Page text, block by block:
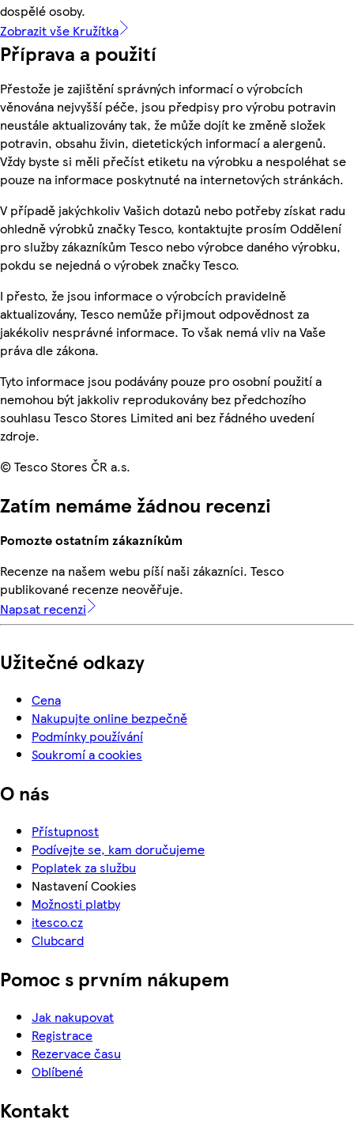
dospělé osoby.
Zobrazit vše Kružítka
Příprava a použití
Přestože je zajištění správných informací o výrobcích
věnována nejvyšší péče, jsou předpisy pro výrobu potravin
neustále aktualizovány tak, že může dojít ke změně složek
potravin, obsahu živin, dietetických informací a alergenů.
Vždy byste si měli přečíst etiketu na výrobku a nespoléhat se
pouze na informace poskytnuté na internetových stránkách.
V případě jakýchkoliv Vašich dotazů nebo potřeby získat radu
ohledně výrobků značky Tesco, kontaktujte prosím Oddělení
pro služby zákazníkům Tesco nebo výrobce daného výrobku,
pokdu se nejedná o výrobek značky Tesco.
I přesto, že jsou informace o výrobcích pravidelně
aktualizovány, Tesco nemůže přijmout odpovědnost za
jakékoliv nesprávné informace. To však nemá vliv na Vaše
práva dle zákona.
Tyto informace jsou podávány pouze pro osobní použití a
nemohou být jakkoliv reprodukovány bez předchozího
souhlasu Tesco Stores Limited ani bez řádného uvedení
zdroje.
© Tesco Stores ČR a.s.
Zatím nemáme žádnou recenzi
Pomozte ostatním zákazníkům
Recenze na našem webu píší naši zákazníci. Tesco
publikované recenze neověřuje.
Napsat recenzi
Užitečné odkazy
Cena
Nakupujte online bezpečně
Podmínky používání
Soukromí a cookies
O nás
Přístupnost
Podívejte se, kam doručujeme
Poplatek za službu
Nastavení Cookies
Možnosti platby
itesco.cz
Clubcard
Pomoc s prvním nákupem
Jak nakupovat
Registrace
Rezervace času
Oblíbené
Kontakt